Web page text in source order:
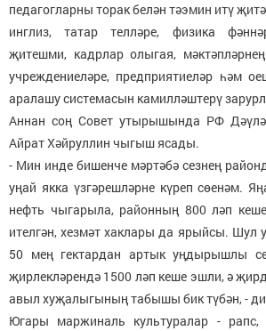
педагогларны торак белән тәэмин итү
инглиз, татар телләре, физика
җитешми, кадрлар олыгая,
учреждениеләре, предприятиеләр һәм
аралашу системасын камилләштерү
Аннан соң Совет утырышында РФ
Айрат Хәйруллин чыгыш ясады.
- Мин инде бишенче мәртәбә сезнең
уңай якка үзгәрешләрне күреп сөенәм.
нефть чыгарыла, районның 800 ләп
ителгән, хезмәт хаклары да ярыйсы. Шул
50 мең гектардан артык уңдырышлы
җирлекләрендә 1500 ләп кеше эшли, ә
авыл хуҗалыгының табышы бик түбән, -
Югары маржиналь культуралар - рапс,